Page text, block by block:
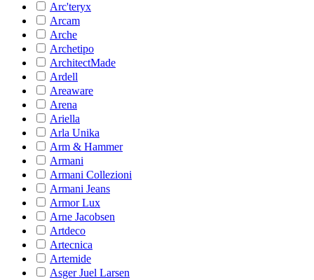
Arc'teryx
Arcam
Arche
Archetipo
ArchitectMade
Ardell
Areaware
Arena
Ariella
Arla Unika
Arm & Hammer
Armani
Armani Collezioni
Armani Jeans
Armor Lux
Arne Jacobsen
Artdeco
Artecnica
Artemide
Asger Juel Larsen